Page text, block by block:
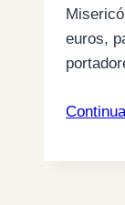
euros,